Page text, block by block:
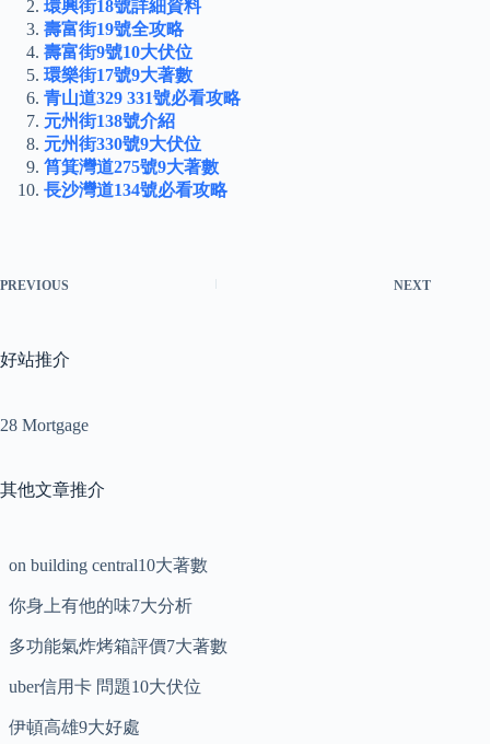
環興街18號詳細資料
壽富街19號全攻略
壽富街9號10大伏位
環樂街17號9大著數
青山道329 331號必看攻略
元州街138號介紹
元州街330號9大伏位
筲箕灣道275號9大著數
長沙灣道134號必看攻略
PREVIOUS NEXT
好站推介
28 Mortgage
其他文章推介
on building central10大著數
你身上有他的味7大分析
多功能氣炸烤箱評價7大著數
uber信用卡 問題10大伏位
伊頓高雄9大好處